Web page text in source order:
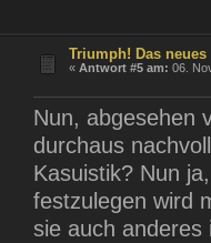
Triumph! Das
«Antwort #5 am: 06.
Nun, abgesehen
durchaus
Kasuistik? Nun
festzulegen wird
sie auch anderes